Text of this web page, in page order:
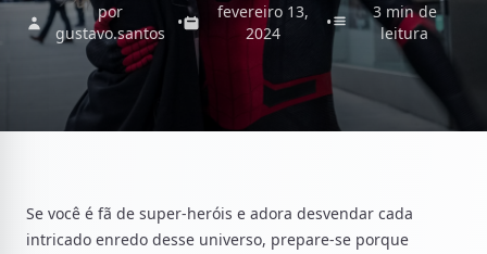
por
gustavo.santos
•
fevereiro 13,
2024
•
3 min de
leitura
Se você é fã de super-heróis e adora desvendar cada
intricado enredo desse universo, prepare-se porque